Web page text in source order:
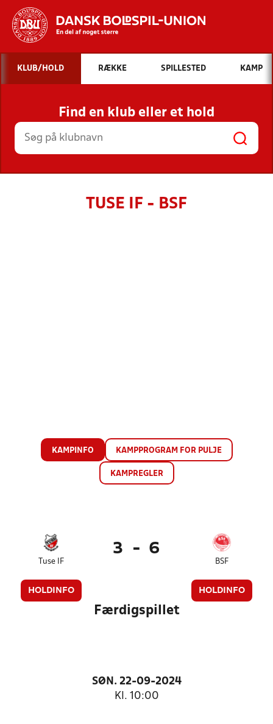
Hvad vil du søge efter?
INDHOLD OG NYHEDER
STILLINGER, RESULTATER, KLUBBER OG
HOLD
KLUB/HOLD RÆKKE SPILLESTED KAMP
Find en klub eller et hold
TUSE IF - BSF
KAMPINFO KAMPPROGRAM FOR PULJE
KAMPREGLER
Tuse IF
HOLDINFO
3 - 6
BSF
HOLDINFO
Færdigspillet
SØN. 22-09-2024
Kl. 10:00